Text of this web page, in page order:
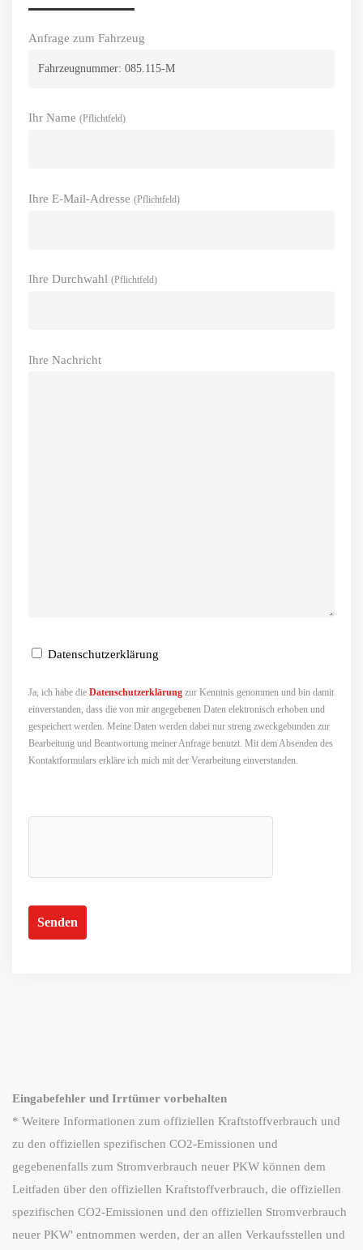
Anfrage zum Fahrzeug
Ihr Name (Pflichtfeld)
Ihre E-Mail-Adresse (Pflichtfeld)
Ihre Durchwahl (Pflichtfeld)
Ihre Nachricht
Datenschutzerklärung
Ja, ich habe die Datenschutzerklärung zur Kenntnis genommen und bin damit
einverstanden, dass die von mir angegebenen Daten elektronisch erhoben und
gespeichert werden. Meine Daten werden dabei nur streng zweckgebunden zur
Bearbeitung und Beantwortung meiner Anfrage benutzt. Mit dem Absenden des
Kontaktformulars erkläre ich mich mit der Verarbeitung einverstanden.
Eingabefehler und Irrtümer vorbehalten
* Weitere Informationen zum offiziellen Kraftstoffverbrauch und
zu den offiziellen spezifischen CO2-Emissionen und
gegebenenfalls zum Stromverbrauch neuer PKW können dem
Leitfaden über den offiziellen Kraftstoffverbrauch, die offiziellen
spezifischen CO2-Emissionen und den offiziellen Stromverbrauch
neuer PKW' entnommen werden, der an allen Verkaufsstellen und